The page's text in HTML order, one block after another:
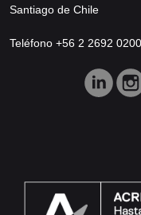
Santiago de Chile
Teléfono +56 2 2692 0200